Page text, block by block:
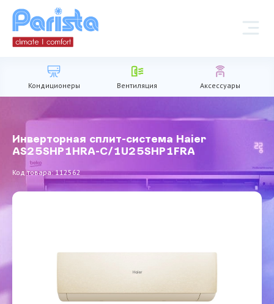
Кондиционеры Вентиляция Аксессуары
Инверторная сплит-система Haier
AS25SHP1HRA-С/1U25SHP1FRA
Код товара: 112562